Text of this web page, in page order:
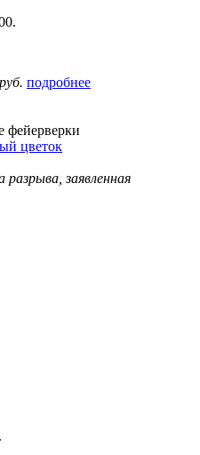
подробнее
фейерверки
цветок
заявленная